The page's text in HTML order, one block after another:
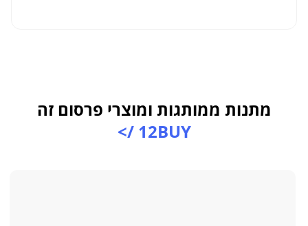
מתנות ממותגות ומוצרי פרסום זה
12BUY />